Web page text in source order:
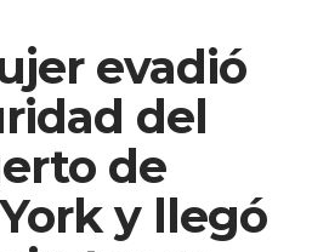
evadió
del
de
y llegó